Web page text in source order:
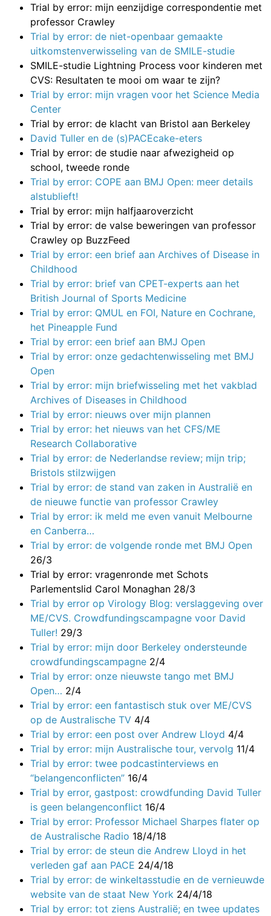
Trial by error: mijn eenzijdige correspondentie met
professor Crawley
Trial by error: de niet-openbaar gemaakte
uitkomstenverwisseling van de SMILE-studie
SMILE-studie Lightning Process voor kinderen met
CVS: Resultaten te mooi om waar te zijn?
Trial by error: mijn vragen voor het Science Media
Center
Trial by error: de klacht van Bristol aan Berkeley
David Tuller en de (s)PACEcake-eters
Trial by error: de studie naar afwezigheid op
school, tweede ronde
Trial by error: COPE aan BMJ Open: meer details
alstublieft!
Trial by error: mijn halfjaaroverzicht
Trial by error: de valse beweringen van professor
Crawley op BuzzFeed
Trial by error: een brief aan Archives of Disease in
Childhood
Trial by error: brief van CPET-experts aan het
British Journal of Sports Medicine
Trial by error: QMUL en FOI, Nature en Cochrane,
het Pineapple Fund
Trial by error: een brief aan BMJ Open
Trial by error: onze gedachtenwisseling met BMJ
Open
Trial by error: mijn briefwisseling met het vakblad
Archives of Diseases in Childhood
Trial by error: nieuws over mijn plannen
Trial by error: het nieuws van het CFS/ME
Research Collaborative
Trial by error: de Nederlandse review; mijn trip;
Bristols stilzwijgen
Trial by error: de stand van zaken in Australië en
de nieuwe functie van professor Crawley
Trial by error: ik meld me even vanuit Melbourne
en Canberra…
Trial by error: de volgende ronde met BMJ Open
26/3
Trial by error: vragenronde met Schots
Parlementslid Carol Monaghan 28/3
Trial by error op Virology Blog: verslaggeving over
ME/CVS. Crowdfundingscampagne voor David
Tuller! 29/3
Trial by error: mijn door Berkeley ondersteunde
crowdfundingscampagne 2/4
Trial by error: onze nieuwste tango met BMJ
Open… 2/4
Trial by error: een fantastisch stuk over ME/CVS
op de Australische TV 4/4
Trial by error: een post over Andrew Lloyd 4/4
Trial by error: mijn Australische tour, vervolg 11/4
Trial by error: twee podcastinterviews en
“belangenconflicten” 16/4
Trial by error, gastpost: crowdfunding David Tuller
is geen belangenconflict 16/4
Trial by error: Professor Michael Sharpes flater op
de Australische Radio 18/4/18
Trial by error: de steun die Andrew Lloyd in het
verleden gaf aan PACE 24/4/18
Trial by error: de winkeltasstudie en de vernieuwde
website van de staat New York 24/4/18
Trial by error: tot ziens Australië; en twee updates